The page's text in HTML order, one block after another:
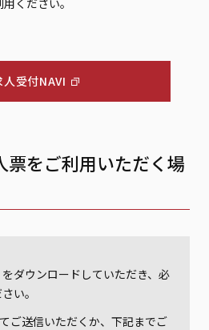
ください。
人受付NAVI
票をご利用いただく場
ダウンロードしていただき、必
い。
ご送信いただくか、下記までご